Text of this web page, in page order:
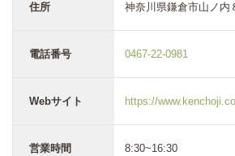
住所 神奈川県鎌倉市山ノ内
電話番号 0467-22-0981
Webサイト https://
営業時間 8:30~16:30